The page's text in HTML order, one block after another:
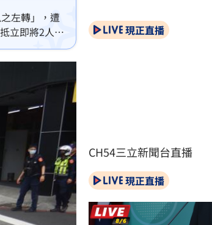
左轉」，遭
立即將2人送
現正直播
CH54三立新聞台直播
現正直播